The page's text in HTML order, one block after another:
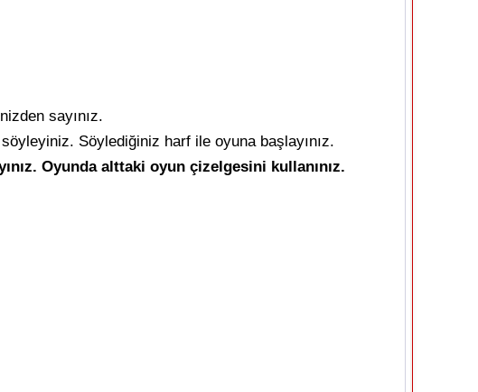
sayınız.
Söylediğiniz harf ile oyuna başlayınız.
Oyunda alttaki oyun çizelgesini kullanınız.